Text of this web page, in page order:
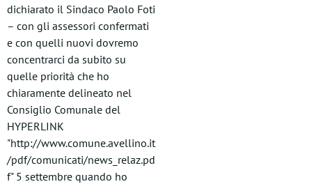
dichiarato il Sindaco Paolo Foti
– con gli assessori confermati
e con quelli nuovi dovremo
concentrarci da subito su
quelle priorità che ho
chiaramente delineato nel
Consiglio Comunale del
HYPERLINK
"http://www.comune.avellino.it
/pdf/comunicati/news_relaz.pd
f" 5 settembre quando ho